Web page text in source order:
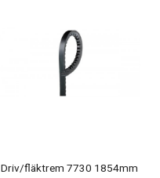
Driv/fläktrem 7730 1854mm